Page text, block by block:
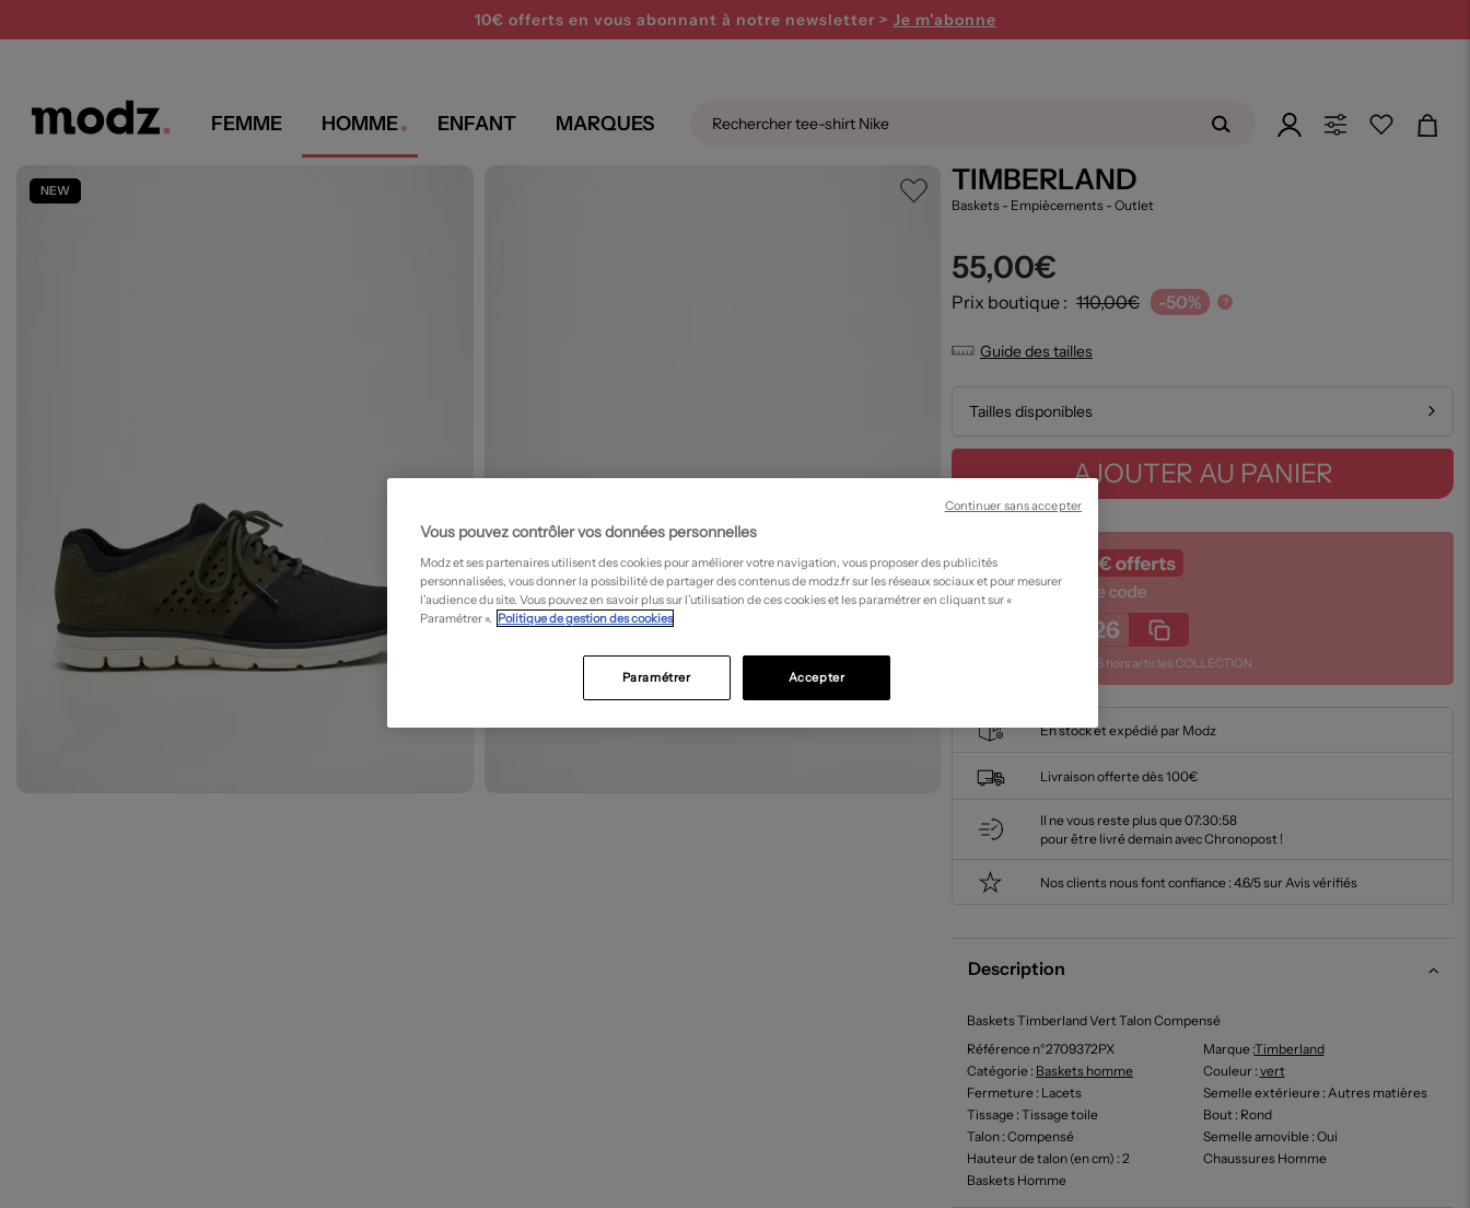
10€ offerts en vous abonnant à notre newsletter > Je m'abonne
FEMME HOMME ENFANT MARQUES
NEW TIMBERLAND
Baskets - Empiècements - Outlet
55,00€
Prix boutique : 110,00€ -50% ?
Guide des tailles
Tailles disponibles
AJOUTER AU PANIER
En stock et expédié par Modz
Livraison offerte dès 100€
Il ne vous reste plus que07:30:57
pour être livré demain avec Chronopost !
Nos clients nous font confiance : 4.6/5 sur Avis vérifiés
Description
Baskets Timberland Vert Talon Compensé
Référence n°2709372PX
Marque :Timberland
Catégorie : Baskets homme Couleur : vert
Fermeture : Lacets Semelle extérieure: Autres matières
Tissage : Tissage toile Bout: Rond
Talon : Compensé Semelle amovible: Oui
Hauteur de talon (en cm) : 2
Chaussures Homme
Baskets Homme
Vous pouvez contrôler vos données personnelles
Modz et ses partenaires utilisent des cookies pour améliorer votre navigation, vous proposer des publicités
personnalisées, vous donner la possibilité de partager des contenus de modz.fr sur les réseaux sociaux et pour mesurer
l’audience du site. Vous pouvez en savoir plus sur l’utilisation de ces cookies et les paramétrer en cliquant sur «
Paramétrer ». Politique de gestion des cookies
Accepter
Paramétrer
Continuer sans accepter